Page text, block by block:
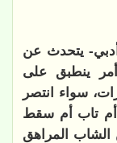
يتحدث عن
ينطبق على
سواء انتصر
أم تاب أم سقط
المراهق